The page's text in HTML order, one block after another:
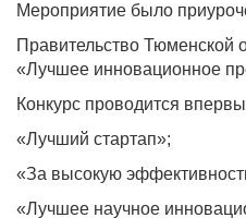
Мероприятие было
Правительство Тюменской
«Лучшее инновационное
Конкурс проводится
«Лучший стартап»;
«За высокую
«Лучшее научное